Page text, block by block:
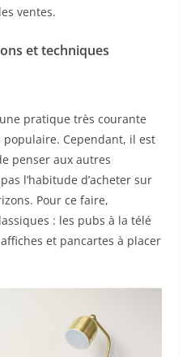
ventes.
et techniques
pratique très courante
Cependant, il est
penser aux autres
l’habitude d’acheter sur
Pour ce faire,
: les pubs à la télé
et pancartes à placer